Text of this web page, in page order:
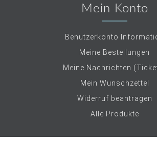
Mein Konto
Benutzerkonto
Meine Bestellungen
Meine Nachrichten
Mein Wunschzettel
Widerruf beantragen
Alle Produkte